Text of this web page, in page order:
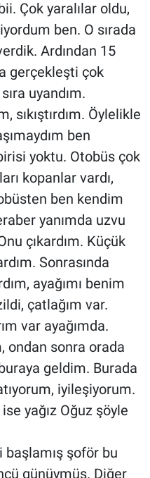
Çok yaralılar oldu,
ben. O sırada
Ardından 15
gerçekleşti çok
uyandım.
sıkıştırdım. Öylelikle
ben
yoktu. Otobüs çok
kopanlar vardı,
ben kendim
yanımda uzvu
çıkardım. Küçük
Sonrasında
ayağımı benim
çatlağım var.
var ayağımda.
ondan sonra orada
geldim. Burada
iyileşiyorum.
yağız Oğuz şöyle
şoför bu
günüymüş. Diğer